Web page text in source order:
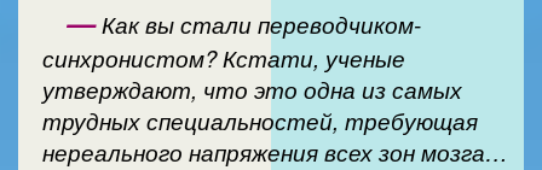
—Как вы стали переводчиком-
синхронистом? Кстати, ученые
утверждают, что это одна из самых
трудных специальностей, требующая
нереального напряжения всех зон мозга…